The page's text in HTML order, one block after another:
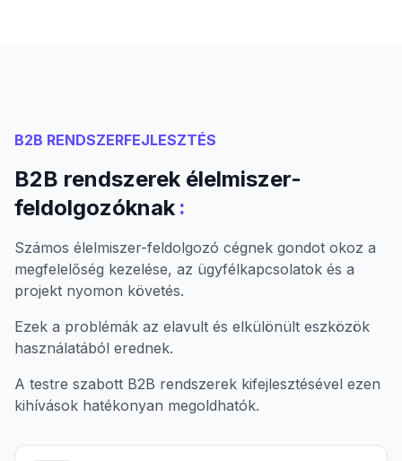
B2B RENDSZERFEJLESZTÉS
B2B rendszerek élelmiszer-
feldolgozóknak :
Számos élelmiszer-feldolgozó cégnek gondot okoz a
megfelelőség kezelése, az ügyfélkapcsolatok és a
projekt nyomon követés.
Ezek a problémák az elavult és elkülönült eszközök
használatából erednek.
A testre szabott B2B rendszerek kifejlesztésével ezen
kihívások hatékonyan megoldhatók.